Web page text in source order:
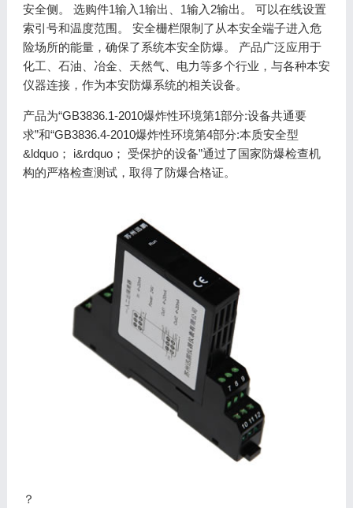
安全侧。 选购件1输入1输出、1输入2输出。 可以在线设置
索引号和温度范围。 安全栅栏限制了从本安全端子进入危
险场所的能量，确保了系统本安全防爆。 产品广泛应用于
化工、石油、冶金、天然气、电力等多个行业，与各种本安
仪器连接，作为本安防爆系统的相关设备。
产品为“GB3836.1-2010爆炸性环境第1部分:设备共通要
求”和“GB3836.4-2010爆炸性环境第4部分:本质安全型
&ldquo； i&rdquo； 受保护的设备”通过了国家防爆检查机
构的严格检查测试，取得了防爆合格证。
？